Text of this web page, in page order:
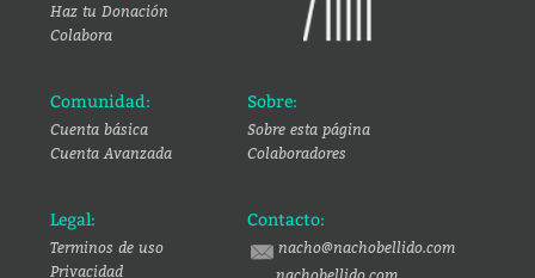
Haz tu Donación
Colabora
Comunidad:
Cuenta básica
Cuenta Avanzada
Sobre:
Sobre esta página
Colaboradores
Legal:
Terminos de uso
Privacidad
Contacto:
nacho@nachobellido.com
nachobellido.com